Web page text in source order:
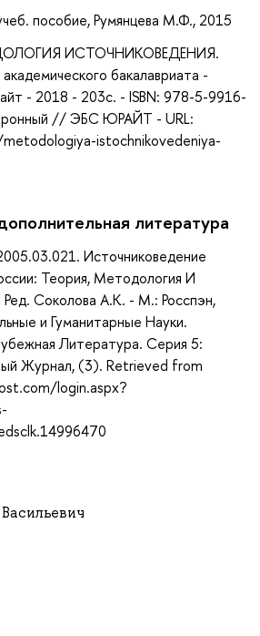
пособие, Румянцева М.Ф., 2015
ИСТОЧНИКОВЕДЕНИЯ.
бакалавриата -
- 2018 - 203с. - ISBN: 978-5-9916-
// ЭБС ЮРАЙТ - URL:
istochnikovedeniya-
литература
Источниковедение
Теория, Методология И
Соколова А.К. - М.: Росспэн,
и Гуманитарные Науки.
Литература. Серия 5:
Журнал, (3). Retrieved from
login.aspx?